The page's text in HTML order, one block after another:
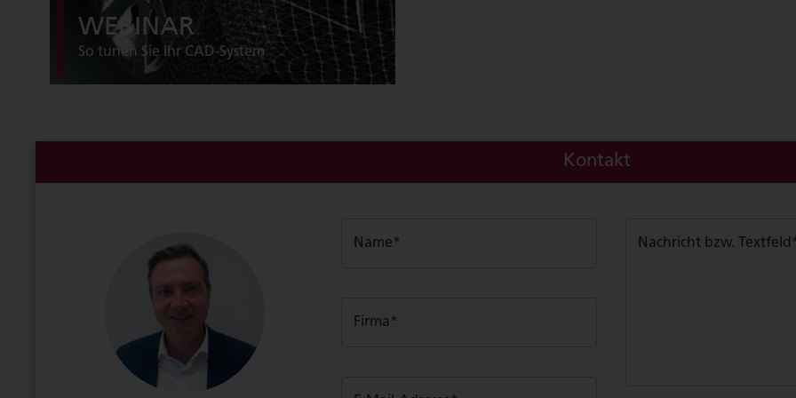
WEBINAR
So tunen Sie Ihr CAD-System
Kontakt
Name*
Firma*
Nachricht bzw. Textfeld